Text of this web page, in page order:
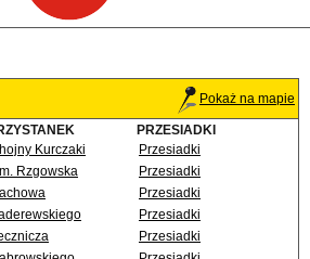
Pokaż na mapie
PRZESIADKI
Kurczaki
Przesiadki
Rzgowska
Przesiadki
Przesiadki
Przesiadki
Przesiadki